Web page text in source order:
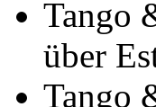
Tango
über
Tango